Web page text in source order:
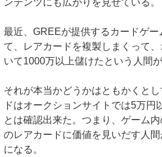
ンテンツにも広がりを見せている。
最近、GREEが提供するカードゲー
て、レアカードを複製しまくって
いて1000万以上儲けたという人間
それが本当かどうかはともかくと
ドはオークションサイトでは5万円
とは確認出来た。つまり、ゲーム
のレアカードに価値を見いだす人
になる。